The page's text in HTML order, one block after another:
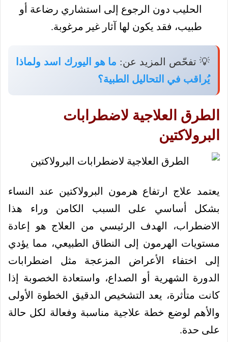
الحليب دون الرجوع إلى استشاري رضاعة أو
طبيب، فقد يكون لها آثار غير مرغوبة.
💡 تفحّص المزيد عن: ما هو اليورك اسد ولماذا
يُراقب في التحاليل الطبية؟
الطرق العلاجية لاضطرابات
البرولاكتين
يعتمد علاج ارتفاع هرمون البرولاكتين عند النساء
بشكل أساسي على السبب الكامن وراء هذا
الاضطراب، الهدف الرئيسي من العلاج هو إعادة
مستويات الهرمون إلى النطاق الطبيعي، مما يؤدي
إلى اختفاء الأعراض المزعجة مثل اضطرابات
الدورة الشهرية أو الصداع، واستعادة الخصوبة إذا
كانت متأثرة، يعد التشخيص الدقيق الخطوة الأولى
والأهم لوضع خطة علاجية مناسبة وفعالة لكل حالة
على حدة.